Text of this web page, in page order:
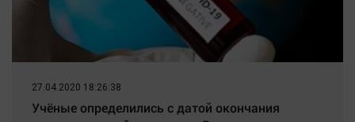
27.04.2020 18:26:38
Учёные определились с датой окончания